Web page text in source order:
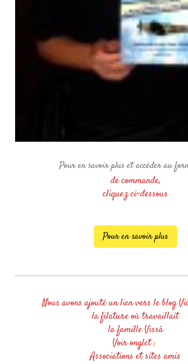
Pour en savoir plus et accéder au
de commande,
cliquez ci-dessous
Pour en savoir plus
Nous avons ajouté un lien vers le blog
la filature où travaillait
la famille Vissà
Voir onglet :
Associations et sites amis